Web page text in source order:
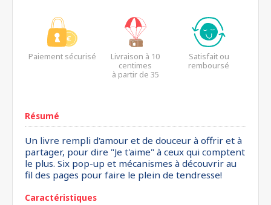
Paiement sécurisé
Livraison à 10
centimes
à partir de 35
Satisfait ou
remboursé
Résumé
Un livre rempli d'amour et de douceur à offrir et à
partager, pour dire "Je t'aime" à ceux qui comptent
le plus. Six pop-up et mécanismes à découvrir au
fil des pages pour faire le plein de tendresse!
Caractéristiques